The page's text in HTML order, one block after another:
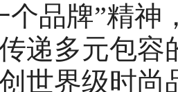
个品牌”精
递多元包容
世界级时尚